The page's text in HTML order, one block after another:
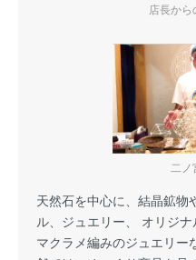
店長か
二
天然石を中心に、結晶鉱物
ル、ジュエリー、 オリジナ
マクラメ編みのジュエリー